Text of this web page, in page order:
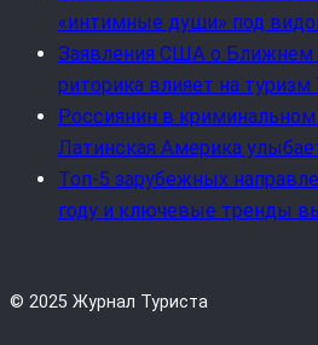
«интимные души» под
Заявления США о Ближнем
риторика влияет на туризм
Россиянин в криминальном
Латинская Америка
Топ-5 зарубежных
году и ключевые тренды
© 2025 Журнал Туриста